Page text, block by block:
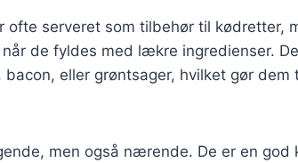
serveret som tilbehør til kødretter,
de fyldes med lækre ingredienser.
eller grøntsager, hvilket gør dem
men også nærende. De er en god